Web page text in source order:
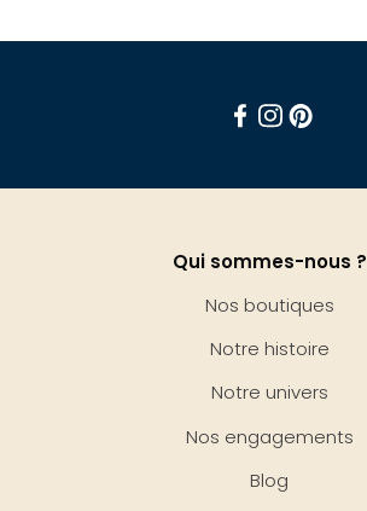
Qui sommes-nous ?
Nos boutiques
Notre histoire
Notre univers
Nos engagements
Blog